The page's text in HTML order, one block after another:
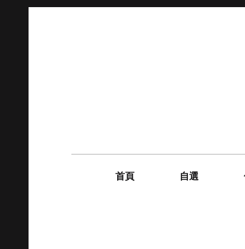
首頁 自選